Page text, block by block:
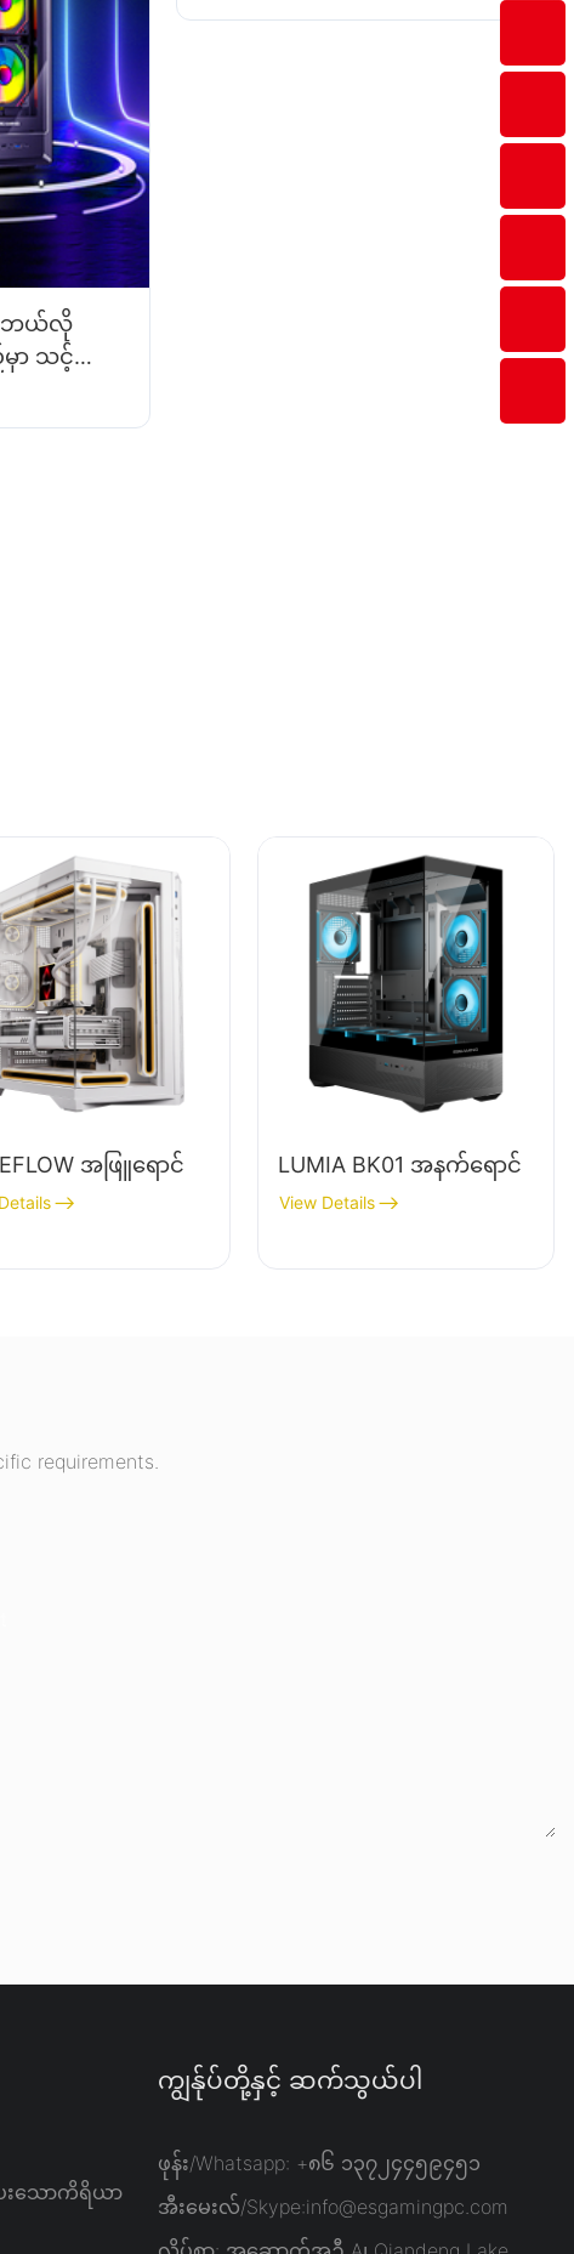
ကို ဘယ်လို
ာ သင့်
စ်သည်။
ရှာရမည်နည်း။
အဖြူရောင် LUMIA BK01 အနက်ရောင်
View Details
requirements.
းသောကိရိယာ
ကျွန်ုပ်တို့နှင့် ဆက်သွယ်ပါ
ဖုန်း/Whatsapp: +၈၆ ၁၃၇၂၄၄၅၉၄၅၁
အီးမေးလ်/Skype:info@esgamingpc.com